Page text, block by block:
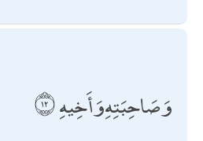
وَصَاحِبَتِهِ وَأَخِيهِ